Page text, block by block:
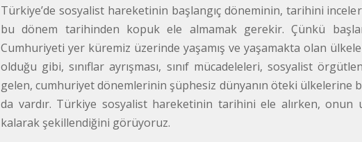
Türkiye’de sosyalist hareketinin başlangıç döneminin, tarihini
bu dönem tarihinden kopuk ele almamak gerekir. Çünkü
Cumhuriyeti yer küremiz üzerinde yaşamış ve yaşamakta olan
olduğu gibi, sınıflar ayrışması, sınıf mücadeleleri, sosyalist
gelen, cumhuriyet dönemlerinin şüphesiz dünyanın öteki ülkelerine
da vardır. Türkiye sosyalist hareketinin tarihini ele alırken, onun
kalarak şekillendiğini görüyoruz.